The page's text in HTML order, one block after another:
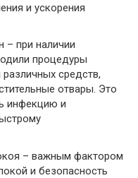
и ускорения
при наличии
процедуры
средств,
отвары. Это
инфекцию и
– важным фактором
и безопасность